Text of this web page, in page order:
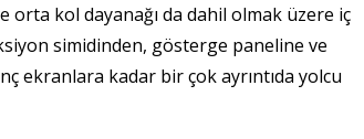
kol dayanağı da dahil olmak üzere iç
simidinden, gösterge paneline ve
ekranlara kadar bir çok ayrıntıda yolcu